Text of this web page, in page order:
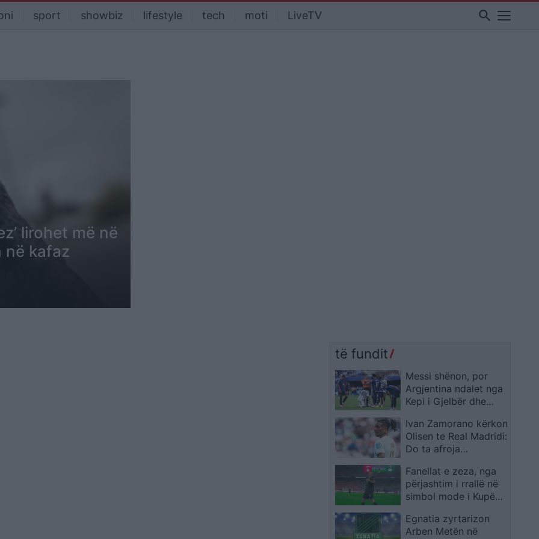
sport showbiz lifestyle tech moti LiveTV search
lirohet më në
në kafaz
të fundit
Messi shënon, por
Argjentina ndalet nga
Kepi i Gjelbër dhe
Ivan Zamorano kërkon
Olisen te Real Madridi:
Do ta afroja
Fanellat e zeza, nga
përjashtim i rrallë në
simbol mode i Kupës
Egnatia zyrtarizon
Arben Metën në